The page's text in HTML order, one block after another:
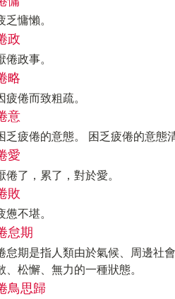
乏慵懶。
政
倦政事。
略
疲倦而致粗疏。
意
乏疲倦的意態。 困乏疲倦的意態
愛
倦了，累了，對於愛。
敗
憊不堪。
怠期
怠期是指人類由於氣候、周邊社
、松懈、無力的一種狀態。
鳥思歸